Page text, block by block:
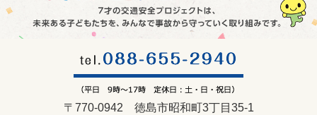
〒770-0942 徳島市昭和町3丁目35-1